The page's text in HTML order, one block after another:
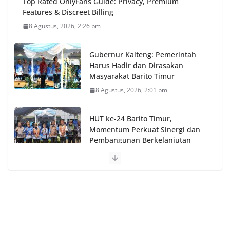
Features & Discreet Billing
8 Agustus, 2026, 2:26 pm
Gubernur Kalteng: Pemerintah
Harus Hadir dan Dirasakan
Masyarakat Barito Timur
8 Agustus, 2026, 2:01 pm
HUT ke-24 Barito Timur,
Momentum Perkuat Sinergi dan
Pembangunan Berkelanjutan
8 Agustus, 2026, 12:38 pm